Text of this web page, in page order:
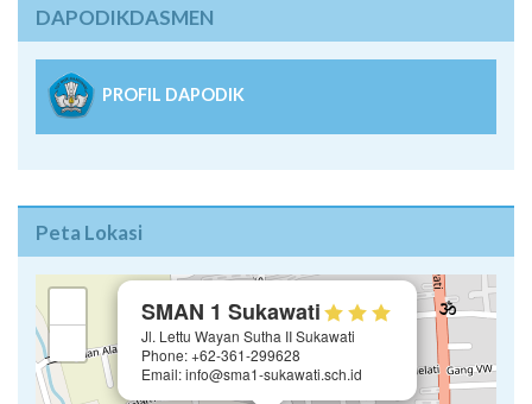
DAPODIKDASMEN
PROFIL DAPODIK
Peta Lokasi
SMAN 1 Sukawati
Jl. Lettu Wayan Sutha II Sukawati
Phone: +62-361-299628
Email: info@sma1-sukawati.sch.id